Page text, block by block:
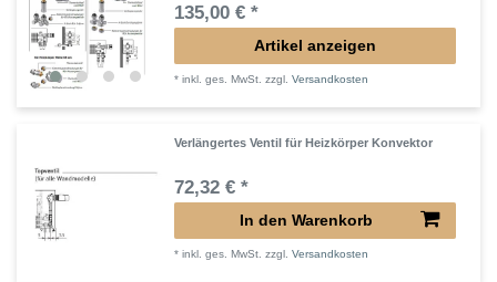
135,00 € *
Artikel anzeigen
*inkl. ges. MwSt. zzgl.Versandkosten
Verlängertes Ventil für Heizkörper Konvektor
72,32 € *
In den Warenkorb
*inkl. ges. MwSt. zzgl.Versandkosten